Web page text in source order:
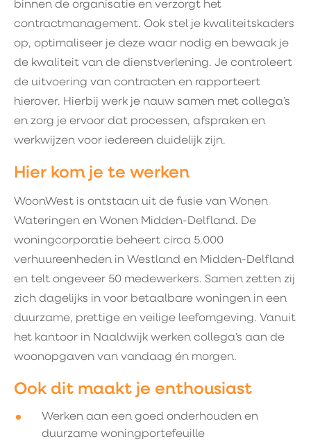
binnen de organisatie en verzorgt het
contractmanagement. Ook stel je kwaliteitskaders
op, optimaliseer je deze waar nodig en bewaak je
de kwaliteit van de dienstverlening. Je controleert
de uitvoering van contracten en rapporteert
hierover. Hierbij werk je nauw samen met collega’s
en zorg je ervoor dat processen, afspraken en
werkwijzen voor iedereen duidelijk zijn.
Hier kom je te werken
WoonWest is ontstaan uit de fusie van Wonen
Wateringen en Wonen Midden-Delfland. De
woningcorporatie beheert circa 5.000
verhuureenheden in Westland en Midden-Delfland
en telt ongeveer 50 medewerkers. Samen zetten zij
zich dagelijks in voor betaalbare woningen in een
duurzame, prettige en veilige leefomgeving. Vanuit
het kantoor in Naaldwijk werken collega’s aan de
woonopgaven van vandaag én morgen.
Ook dit maakt je enthousiast
Werken aan een goed onderhouden en
duurzame woningportefeuille